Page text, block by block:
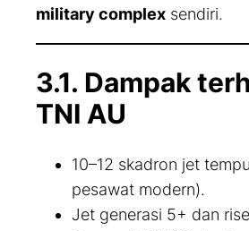
military complex sendiri.
3.1. Dampak
TNI AU
10–12 skadron jet
pesawat modern).
Jet generasi 5+ dan